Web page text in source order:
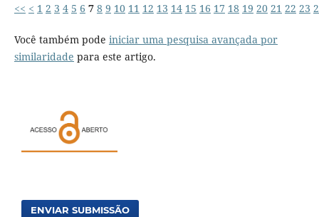
<< < 1 2 3 4 5 6 7 8 9 10 11 12 13 14 15 16 17 18 19 20 21 22 23
Você também pode iniciar uma pesquisa avançada por
similaridade para este artigo.
ENVIAR SUBMISSÃO